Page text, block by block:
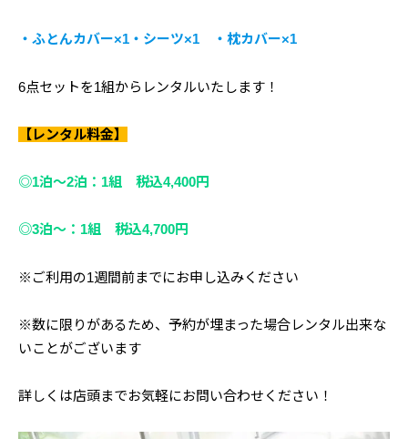
・ふとんカバー×1・シーツ×1 ・枕カバー×1
6点セットを1組からレンタルいたします！
【レンタル料金】
◎1泊～2泊：1組 税込4,400円
◎3泊～：1組 税込4,700円
※ご利用の1週間前までにお申し込みください
※数に限りがあるため、予約が埋まった場合レンタル出来な
いことがございます
詳しくは店頭までお気軽にお問い合わせください！